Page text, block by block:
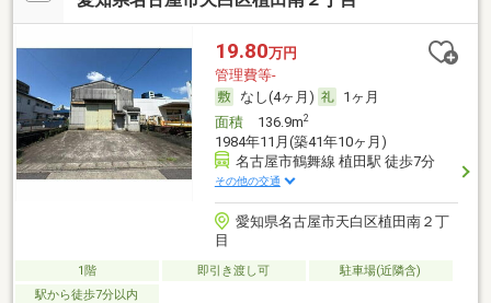
19.80万円
管理費等-
なし(4ヶ月)
1ヶ月
面積136.9m2
1984年11月(築41年10ヶ月)
名古屋市鶴舞線 植田駅 徒歩7分
その他の交通
愛知県名古屋市天白区植田南２丁
目
1階 即引き渡し可
駐車場(近隣含)
駅から徒歩7分以内